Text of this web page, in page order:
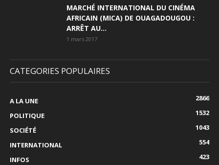
MARCHÉ INTERNATIONAL DU CINÉMA
AFRICAIN (MICA) DE OUAGADOUGOU :
ARRÊT AU...
1 mars 2017
CATEGORIES POPULAIRES
A LA UNE
2866
POLITIQUE
1532
SOCIÉTÉ
1043
INTERNATIONAL
554
INFOS
423